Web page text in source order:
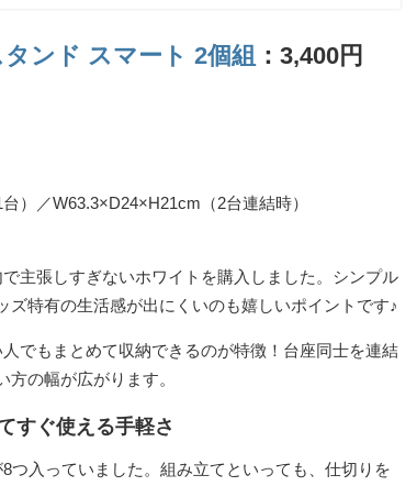
タンド スマート 2個組 ：3,400円
）／W63.3×D24×H21cm（2台連結時）
主張しすぎないホワイトを購入しました。シンプル
ズ特有の生活感が出にくいのも嬉しいポイントです♪
でもまとめて収納できるのが特徴！台座同士を連結
の幅が広がります。
すぐ使える手軽さ
つ入っていました。組み立てといっても、仕切りを